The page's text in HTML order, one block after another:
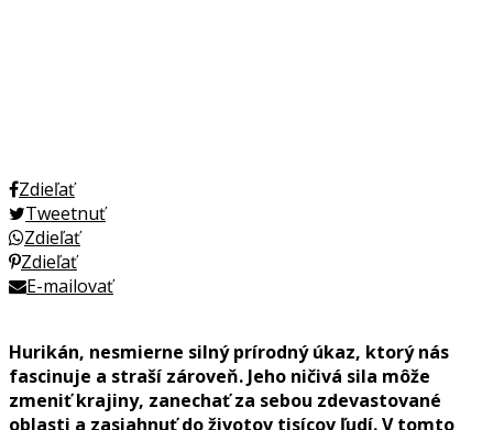
Zdieľať
Tweetnuť
Zdieľať
Zdieľať
E-mailovať
Hurikán, nesmierne silný prírodný úkaz, ktorý nás
fascinuje a straší zároveň. Jeho ničivá sila môže
zmeniť krajiny, zanechať za sebou zdevastované
oblasti a zasiahnuť do životov tisícov ľudí. V tomto